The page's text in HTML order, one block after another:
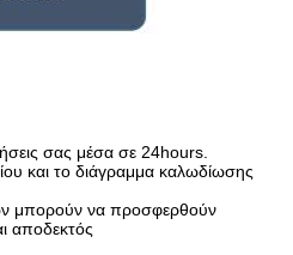
σας μέσα σε 24hours.
και το διάγραμμα καλωδίωσης
μπορούν να προσφερθούν
αποδεκτός